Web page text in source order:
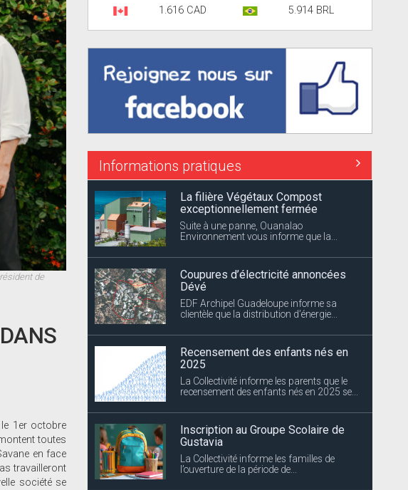
de
1er octobre
toutes
en face
travailleront
société se
1.616 CAD 5.914 BRL
Informations pratiques
La filière Végétaux Compost
exceptionnellement fermée
Suite à une panne, Ouanalao
Environnement vous informe que la...
Coupures d’électricité annoncées
Dévé
EDF Archipel Guadeloupe informe sa
clientèle que la distribution d’énergie...
Recensement des enfants nés en
2025
La Collectivité informe les parents que le
recensement des enfants nés en 2025 se...
Inscription au Groupe Scolaire de
Gustavia
La Collectivité informe les familles de
l’ouverture de la période de...